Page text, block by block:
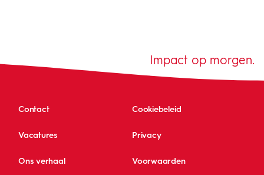
Contact Cookiebeleid
Vacatures Privacy
Ons verhaal Voorwaarden
Impact op morgen.